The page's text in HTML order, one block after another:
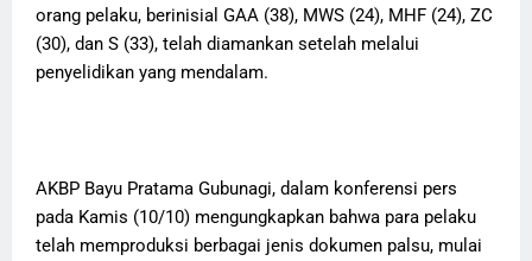
orang pelaku, berinisial GAA (38), MWS (24), MHF (24), ZC
(30), dan S (33), telah diamankan setelah melalui
penyelidikan yang mendalam.
AKBP Bayu Pratama Gubunagi, dalam konferensi pers
pada Kamis (10/10) mengungkapkan bahwa para pelaku
telah memproduksi berbagai jenis dokumen palsu, mulai